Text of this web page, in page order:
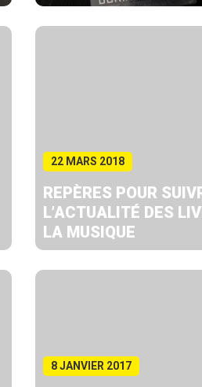
22 MARS 2018
REPÈRES POUR
L’ACTUALITÉ DES
LA MUSIQUE
8 JANVIER 2017